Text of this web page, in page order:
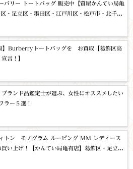
バリー トートバッグ 販売中【質屋かんてい局亀
・足立区・墨田区・江戸川区・松戸市・北千
千葉・埼玉・バッグ・買取・質
】Burberryトートバッグを お買取【葛飾区高
言！】
ブランド品鑑定士が選ぶ、女性にオススメしたい
ラー５選！
ィトン モノグラム ルーピング MM レディース
い上げ！【かんてい局亀有店】葛飾区・足立
江戸川区・松戸市・北千住・東京都・千葉・埼